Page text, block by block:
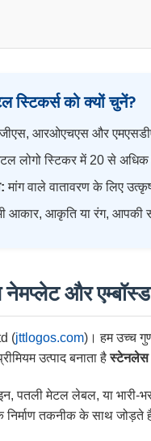
स्टिकर्स को क्यों चुनें?
आरओएचएस और एमएसडीएस
लोगो स्टिकर में 20 से अधिक
मांग वाले वातावरण के लिए
आकार, आकृति या रंग, आपकी
और एम्बॉस्ड
(jttlogos.com)। हम उच्च
उत्पाद बनाता हैस्टेनलेस
पतली मेटल लेबल, या भारी-
तकनीक के साथ जोड़ते